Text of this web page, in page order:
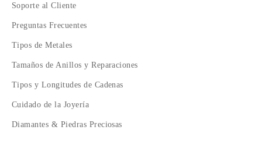
Soporte al Cliente
Preguntas Frecuentes
Tipos de Metales
Tamaños de Anillos y Reparaciones
Tipos y Longitudes de Cadenas
Cuidado de la Joyería
Diamantes & Piedras Preciosas